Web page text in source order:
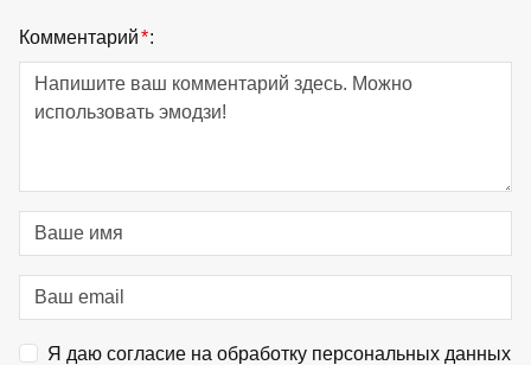
Комментарий*:
Я даю согласие на обработку персональных данных